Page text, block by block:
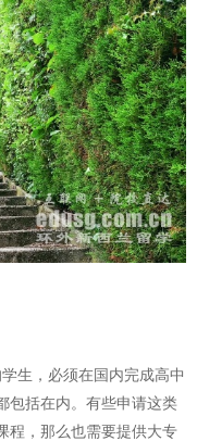
生，必须在国内完成高中
包括在内。有些申请这类
程，那么也需要提供大专